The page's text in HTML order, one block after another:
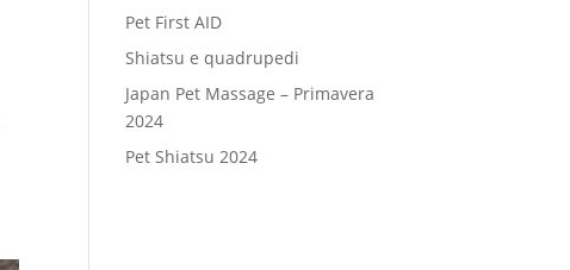
Pet First AID
Shiatsu e quadrupedi
Japan Pet Massage – Primavera
2024
Pet Shiatsu 2024